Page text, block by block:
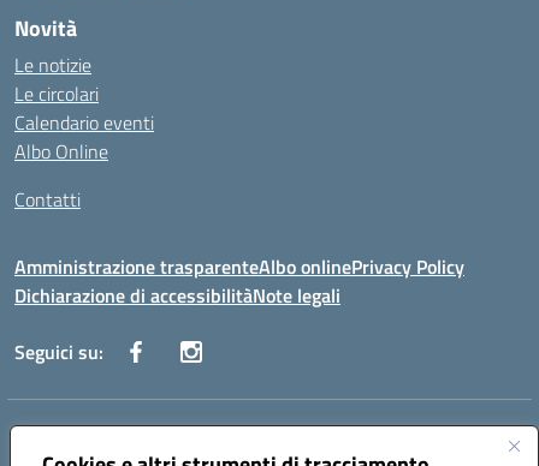
Novità
Le notizie
Le circolari
Calendario eventi
Albo Online
Contatti
Amministrazione trasparenteAlbo onlinePrivacy Policy
Dichiarazione di accessibilitàNote legali
Seguici su:
Indirizzo:
Centralino:0881636571 Email:fgps040004@istruzione.it